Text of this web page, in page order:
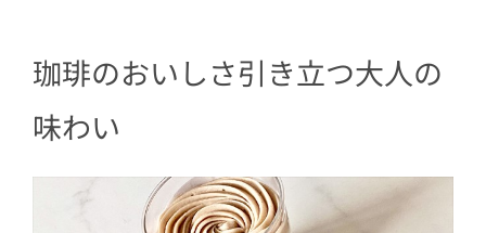
珈琲のおいしさ引き立つ大人の
味わい